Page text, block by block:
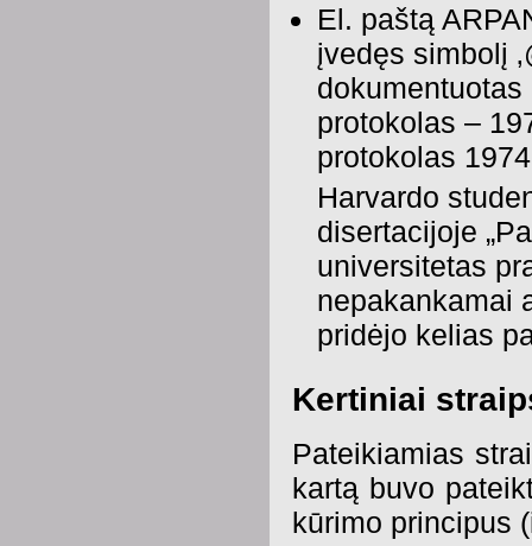
El. paštą
įvedęs simbolį
protokolas –
protokolas
Harvardo
disertacijoje
universitetas
nepakankamai
pridėjo kelias
Kertiniai
Pateikiamias
kartą buvo
kūrimo principus